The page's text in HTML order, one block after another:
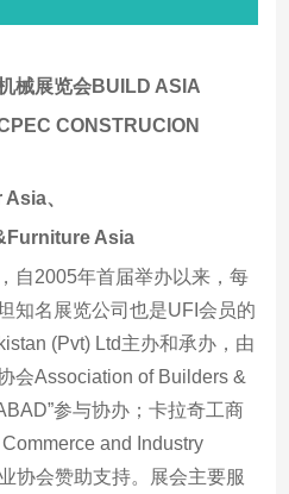
械展览会BUILD ASIA
CONSTRUCION
、
Asia
自2005年首届举办以来，每
知名展览公司也是UFI会员的
(Pvt) Ltd主办和承办，由
会Association of Builders &
参与协办；卡拉奇工商
and Industry
协会赞助支持。展会主要服